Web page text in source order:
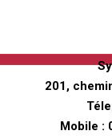
201,
Mobile :